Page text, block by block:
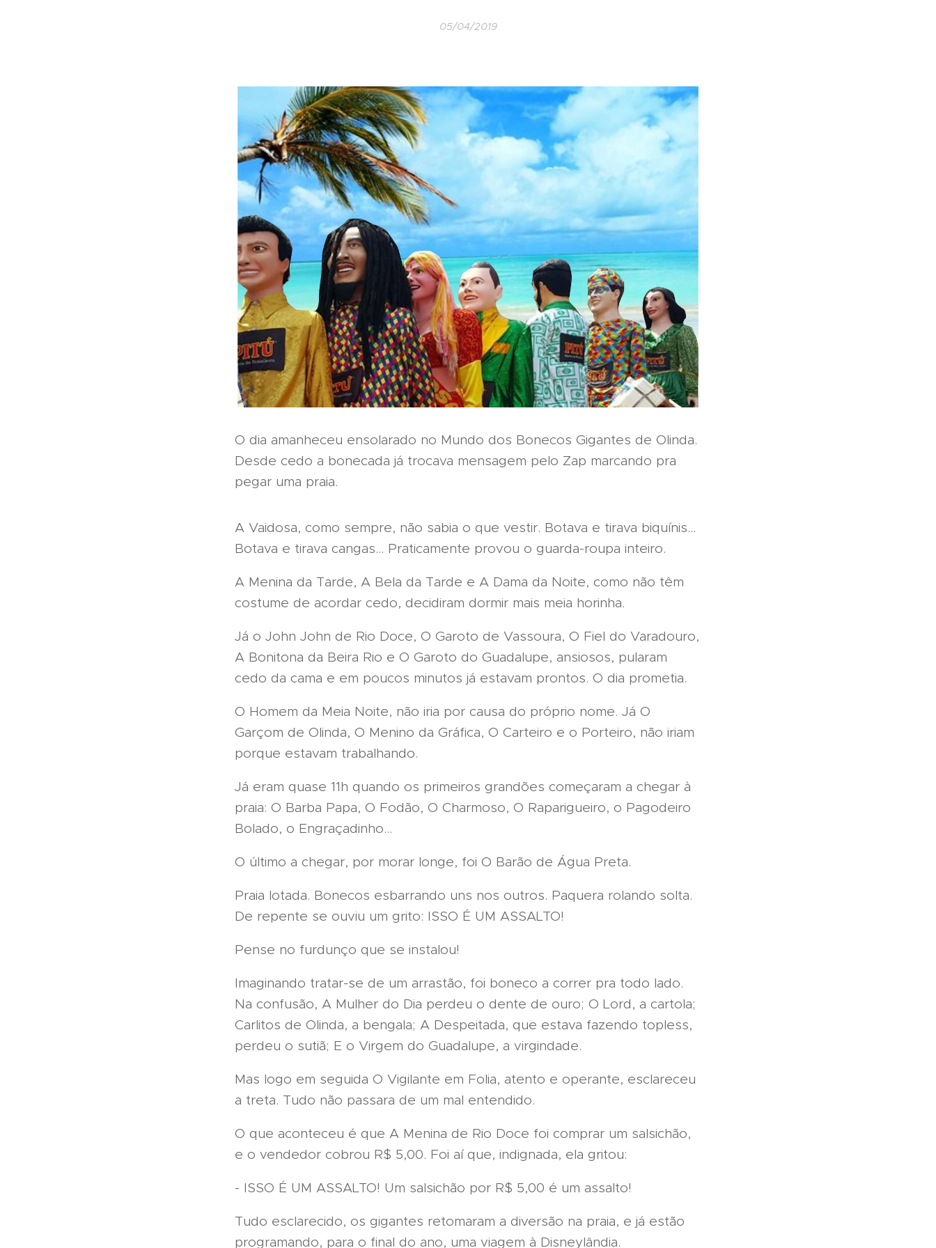
05/04/2019
O dia amanheceu ensolarado no Mundo dos Bonecos Gigantes de Olinda.
Desde cedo a bonecada já trocava mensagem pelo Zap marcando pra
pegar uma praia.
A Vaidosa, como sempre, não sabia o que vestir. Botava e tirava biquínis...
Botava e tirava cangas... Praticamente provou o guarda-roupa inteiro.
A Menina da Tarde, A Bela da Tarde e A Dama da Noite, como não têm
costume de acordar cedo, decidiram dormir mais meia horinha.
Já o John John de Rio Doce, O Garoto de Vassoura, O Fiel do Varadouro,
A Bonitona da Beira Rio e O Garoto do Guadalupe, ansiosos, pularam
cedo da cama e em poucos minutos já estavam prontos. O dia prometia.
O Homem da Meia Noite, não iria por causa do próprio nome. Já O
Garçom de Olinda, O Menino da Gráfica, O Carteiro e o Porteiro, não iriam
porque estavam trabalhando.
Já eram quase 11h quando os primeiros grandões começaram a chegar à
praia: O Barba Papa, O Fodão, O Charmoso, O Raparigueiro, o Pagodeiro
Bolado, o Engraçadinho...
O último a chegar, por morar longe, foi O Barão de Água Preta.
Praia lotada. Bonecos esbarrando uns nos outros. Paquera rolando solta.
De repente se ouviu um grito: ISSO É UM ASSALTO!
Pense no furdunço que se instalou!
Imaginando tratar-se de um arrastão, foi boneco a correr pra todo lado.
Na confusão, A Mulher do Dia perdeu o dente de ouro; O Lord, a cartola;
Carlitos de Olinda, a bengala; A Despeitada, que estava fazendo topless,
perdeu o sutiã; E o Virgem do Guadalupe, a virgindade.
Mas logo em seguida O Vigilante em Folia, atento e operante, esclareceu
a treta. Tudo não passara de um mal entendido.
O que aconteceu é que A Menina de Rio Doce foi comprar um salsichão,
e o vendedor cobrou R$ 5,00. Foi aí que, indignada, ela gritou:
- ISSO É UM ASSALTO! Um salsichão por R$ 5,00 é um assalto!
Tudo esclarecido, os gigantes retomaram a diversão na praia, e já estão
programando, para o final do ano, uma viagem à Disneylândia.